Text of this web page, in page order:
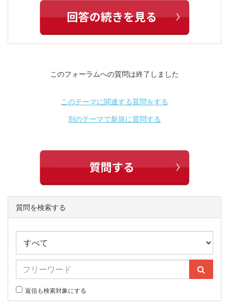
このフォーラムへの質問は終了しました
このテーマに関連する質問をする
別のテーマで新規に質問する
質問を検索する
返信も検索対象にする